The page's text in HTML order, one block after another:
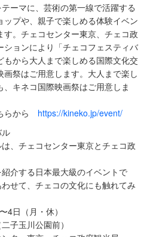
ーマに、芸術の第⼀線で活躍する
プや、親⼦で楽しめる体験イベン
す。チェコセンター東京、チェコ政
ションにより「チェコフェスティバ
もから⼤⼈まで楽しめる国際⽂化交
祭はご⽤意します。⼤⼈まで楽し
キネコ国際映画祭はご⽤意しま
らから https://kineko.jp/event/
ル
、チェコセンター東京とチェコ政
介する⽇本最⼤級のイベントで
せて、チェコの⽂化にも触れてみ
⽇（⽉・休）
⼦⽟川公園前）